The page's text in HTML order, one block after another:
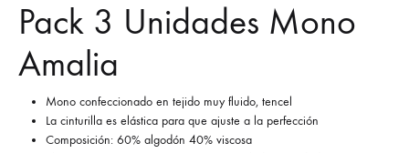
Pack 3 Unidades Mono
Amalia
Mono confeccionado en tejido muy fluido, tencel
La cinturilla es elástica para que ajuste a la perfección
Composición: 60% algodón 40% viscosa